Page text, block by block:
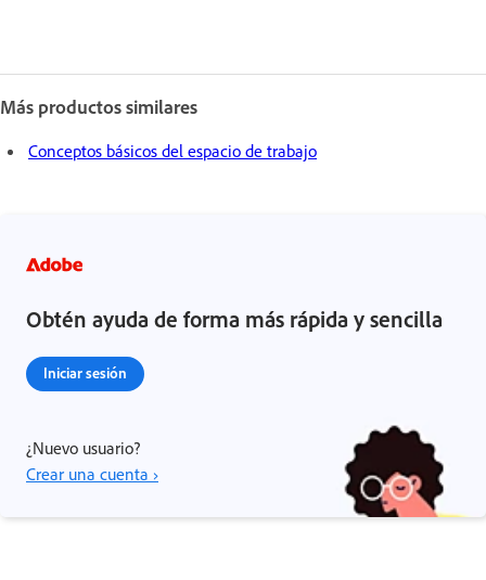
Más productos similares
Conceptos básicos del espacio de trabajo
Obtén ayuda de forma más rápida y sencilla
Iniciar sesión
¿Nuevo usuario?
Crear una cuenta ›